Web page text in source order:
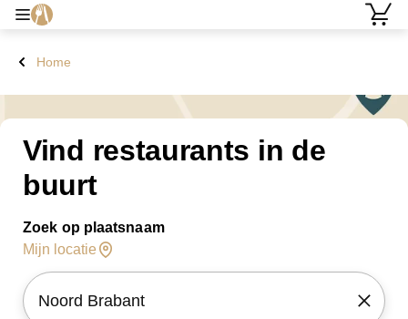
Home
Vind restaurants in de
buurt
Zoek op plaatsnaam
Mijn locatie